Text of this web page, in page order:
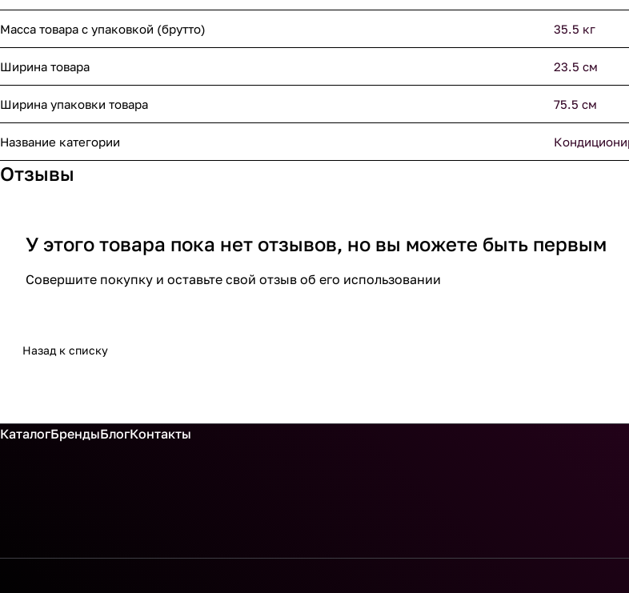
Масса товара с упаковкой (брутто) 35.5 кг
Ширина товара 23.5 см
Ширина упаковки товара 75.5 см
Название категории
Отзывы
У этого товара пока нет отзывов, но вы можете быть первым
Совершите покупку и оставьте свой отзыв об его использовании
Назад к списку
КаталогБрендыБлогКонтакты